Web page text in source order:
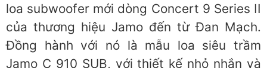
loa subwoofer mới dòng Concert 9 Series II
của thương hiệu Jamo đến từ Đan Mạch.
Đồng hành với nó là mẫu loa siêu trầm
Jamo C 910 SUB, với thiết kế nhỏ nhắn và